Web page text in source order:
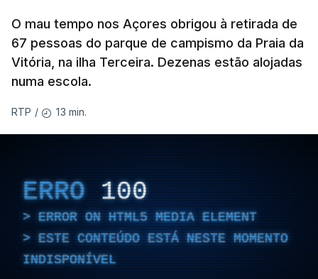
O mau tempo nos Açores obrigou à retirada de
67 pessoas do parque de campismo da Praia da
Vitória, na ilha Terceira. Dezenas estão alojadas
numa escola.
RTP / 13 min.
ERRO 100
ERROR ON HTML5 MEDIA ELEMENT
ESTE CONTEÚDO ESTÁ NESTE MOMENTO
INDISPONÍVEL